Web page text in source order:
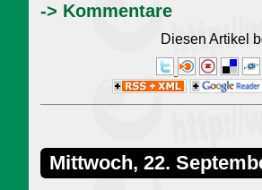
-> Kommentare
Diesen Artikel
Mittwoch, 22.